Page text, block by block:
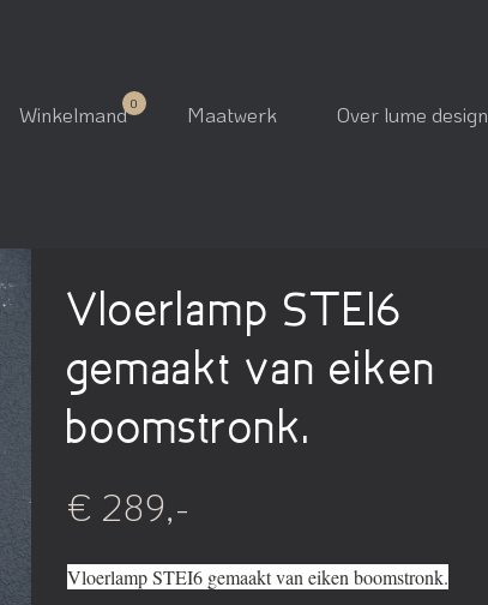
Winkelmand Maatwerk Over lume design
Vloerlamp STEI6
gemaakt van eiken
boomstronk.
€ 289,-
Vloerlamp STEI6 gemaakt van eiken boomstronk.